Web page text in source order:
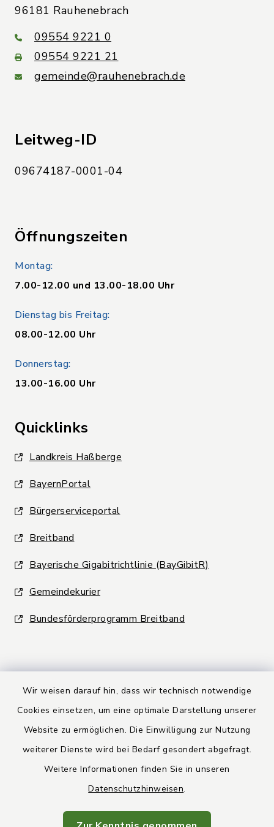
Wir weisen darauf hin, dass wir technisch notwendige
Cookies einsetzen, um eine optimale Darstellung unserer
Website zu ermöglichen. Die Einwilligung zur Nutzung
weiterer Dienste wird bei Bedarf gesondert abgefragt.
Weitere Informationen finden Sie in unseren
Datenschutzhinweisen.
96181 Rauhenebrach
09554 9221 0
09554 9221 21
gemeinde@rauhenebrach.de
Leitweg-ID
09674187-0001-04
Öffnungszeiten
Montag:
7.00-12.00 und 13.00-18.00 Uhr
Dienstag bis Freitag:
08.00-12.00 Uhr
Donnerstag:
13.00-16.00 Uhr
Quicklinks
Landkreis Haßberge
BayernPortal
Bürgerserviceportal
Breitband
Bayerische Gigabitrichtlinie (BayGibitR)
Gemeindekurier
Bundesförderprogramm Breitband
Kontakt
Datenschutz